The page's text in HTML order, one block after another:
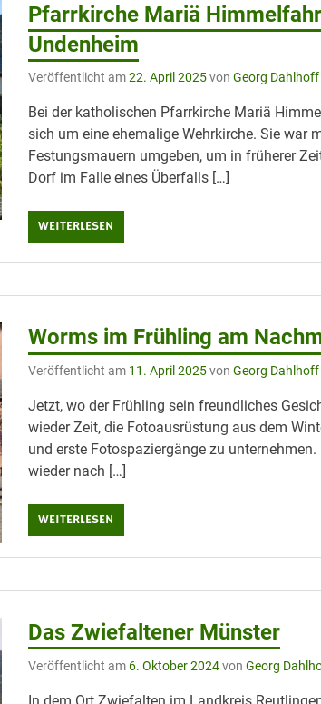
Pfarrkirche Mariä
Undenheim
Veröffentlicht am22. April 2025vonGeorg Dahlhoff
Bei der katholischen Pfarrkirche Mariä
sich um eine ehemalige Wehrkirche. Sie war
Festungsmauern umgeben, um in früherer
Dorf im Falle eines Überfalls […]
WEITERLESEN
Worms im Frühling am
Veröffentlicht am 11. April 2025vonGeorg Dahlhoff
Jetzt, wo der Frühling sein freundliches
wieder Zeit, die Fotoausrüstung aus dem
und erste Fotospaziergänge zu
wieder nach […]
WEITERLESEN
Das Zwiefaltener Münster
Veröffentlicht am 6. Oktober 2024vonGeorg
In dem Ort Zwiefalten im Landkreis